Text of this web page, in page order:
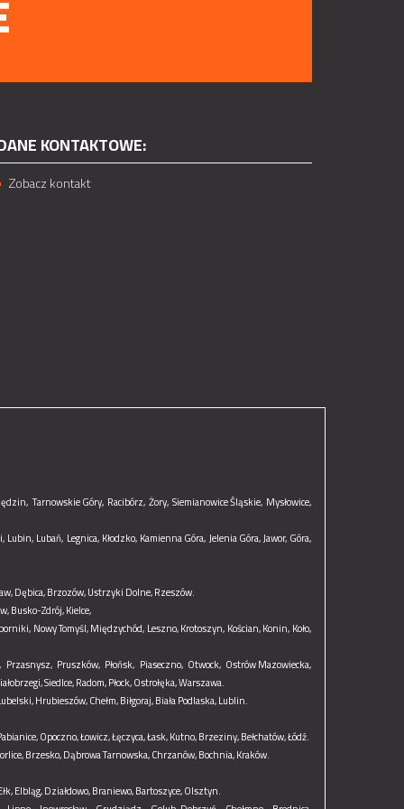
KONTAKTOWE:
Zobacz kontakt
Tarnowskie Góry, Racibórz, Żory, Siemianowice Śląskie, Mysłowice,
Lubin, Lubań, Legnica, Kłodzko, Kamienna Góra,Jelenia Góra,Jawor, Góra,
Dębica,Brzozów,Ustrzyki Dolne,Rzeszów.
Busko-Zdrój,Kielce,
Nowy Tomyśl,Międzychód, Leszno,Krotoszyn, Kościan,Konin, Koło,
Przasnysz, Pruszków, Płońsk, Piaseczno, Otwock, Ostrów Mazowiecka,
Siedlce,Radom,Płock,Ostrołęka,Warszawa.
Hrubieszów,Chełm,Biłgoraj,Biała Podlaska,Lublin.
Opoczno,Łowicz,Łęczyca,Łask,Kutno,Brzeziny,Bełchatów,Łódź.
Brzesko,Dąbrowa Tarnowska,Chrzanów,Bochnia,Kraków.
Elbląg,Działdowo,Braniewo,Bartoszyce,Olsztyn.